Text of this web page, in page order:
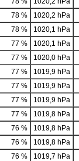
78 %
1020,2 hPa
78 %
1020,1 hPa
77 %
1020,1 hPa
77 %
1020,0 hPa
77 %
1019,9 hPa
77 %
1019,9 hPa
77 %
1019,9 hPa
77 %
1019,8 hPa
76 %
1019,8 hPa
76 %
1019,8 hPa
76 %
1019,7 hPa